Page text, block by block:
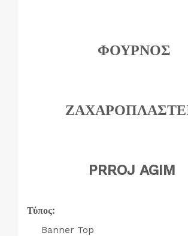
ΦΟΥΡΝΟΣ
PRROJ AGIM
Τύπος:
Banner Top